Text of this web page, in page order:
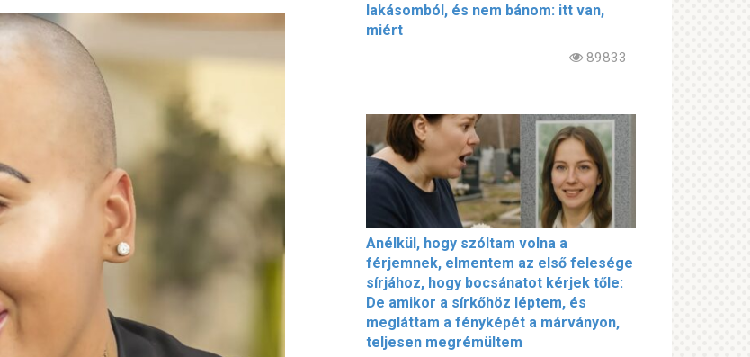
lakásomból, és nem bánom: itt van,
miért
89833
Anélkül, hogy szóltam volna a
férjemnek, elmentem az első felesége
sírjához, hogy bocsánatot kérjek tőle:
De amikor a sírkőhöz léptem, és
megláttam a fényképét a márványon,
teljesen megrémültem